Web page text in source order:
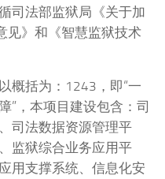
司法部监狱局《关于加
见》和《智慧监狱技术
括为：1243，即“一
”，本项目建设包含：司
司法数据资源管理平
监狱综合业务应用平
用支撑系统、信息化安